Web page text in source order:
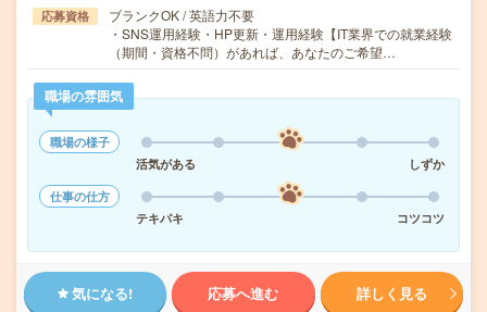
応募資格
ブランクOK / 英語力不要
・SNS運用経験・HP更新・運用経験【IT業界での就業経験
（期間・資格不問）があれば、あなたのご希望…
職場の雰囲気
職場の様子
活気がある
しずか
仕事の仕方
テキパキ
コツコツ
気になる! 応募へ進む 詳しく見る